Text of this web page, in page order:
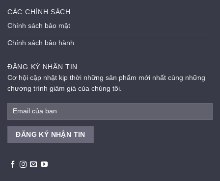
CÁC CHÍNH SÁCH
Chính sách bảo mật
Chính sách bảo hành
ĐĂNG KÝ NHẬN TIN
Cơ hội cập nhật kịp thời những sản phẩm mới nhất cùng những
chương trình giảm giá của chúng tôi.